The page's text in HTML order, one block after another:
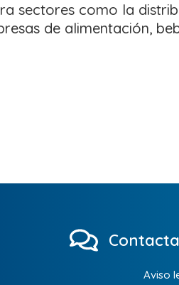
sectores como la
de alimentación,
Aviso